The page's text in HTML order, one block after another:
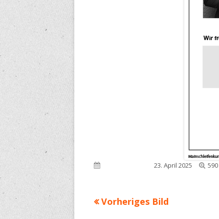
Veröffentlicht am23. April 2025
Vorheriges Bild